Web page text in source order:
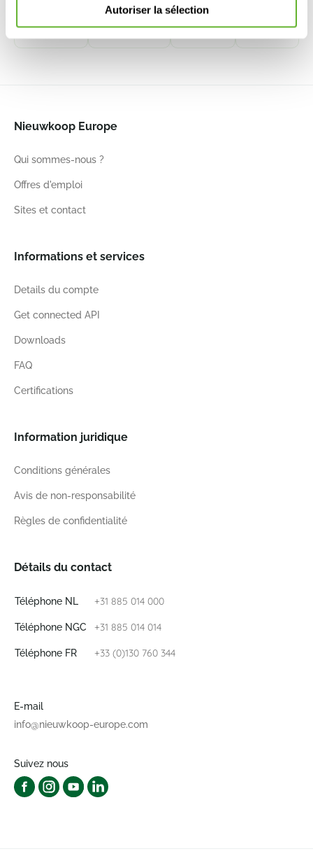
Autoriser la sélection
6TDB03846
Nieuwkoop Europe
Qui sommes-nous ?
Offres d'emploi
Sites et contact
Informations et services
Details du compte
Get connected API
Downloads
FAQ
Certifications
Information juridique
Conditions générales
Avis de non-responsabilité
Règles de confidentialité
Détails du contact
Téléphone NL +31 885 014 000
Téléphone NGC +31 885 014 014
Téléphone FR +33 (0)130 760 344
E-mail
info@nieuwkoop-europe.com
Suivez nous